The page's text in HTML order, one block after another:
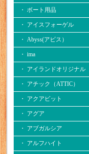
・ ボート用品
・ アイスフォーゲル
・ Abyss(アビス）
・ ima
・ アイランドオリジナル
・ アチック（ATTIC）
・ アクアビット
・ アグア
・ アブガルシア
・ アルフハイト